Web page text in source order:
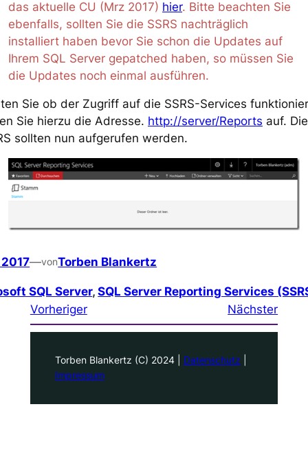
das aktuelle CU (Mrz 2017) hier. Bitte beachten Sie
ebenfalls, sollten Sie die SSRS nachträglich
installiert haben bevor Sie schon die Updates auf
Ihrem SQL Server gepatched haben, so müssen Sie
die Updates noch einmal ausführen.
Sie ob der Zugriff auf die SSRS-Services
Sie hierzu die Adresse. http://server/Reports auf. Die
sollten nun aufgerufen werden.
2017—vonTorben Blankertz
SQL Server, SQL Server Reporting Services
Vorheriger
Nächster
Torben Blankertz (C) 2024 | Datenschutz
Impressum